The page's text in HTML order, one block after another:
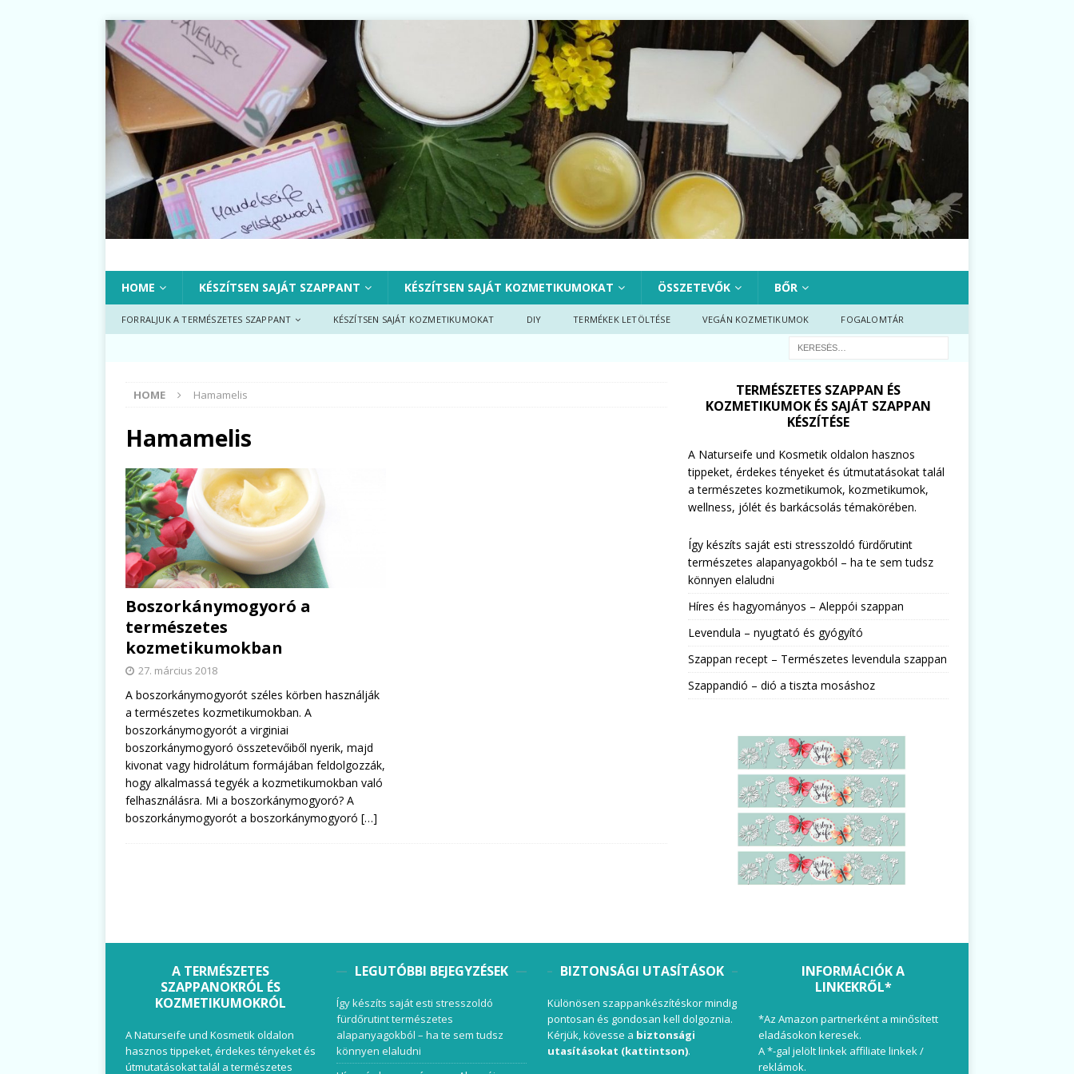
HOME KÉSZÍTSEN SAJÁT SZAPPANT KÉSZÍTSEN SAJÁT KOZMETIKUMOKAT ÖSSZETEVŐK BŐR
FORRALJUK A TERMÉSZETES SZAPPANT KÉSZÍTSEN SAJÁT KOZMETIKUMOKAT DIY TERMÉKEK LETÖLTÉSE VEGÁN KOZMETIKUMOK FOGALOMTÁR
HOME Hamamelis
Hamamelis
Boszorkánymogyoró a
természetes
kozmetikumokban
27. március 2018
A boszorkánymogyorót széles körben használják
a természetes kozmetikumokban. A
boszorkánymogyorót a virginiai
boszorkánymogyoró összetevőiből nyerik, majd
kivonat vagy hidrolátum formájában feldolgozzák,
hogy alkalmassá tegyék a kozmetikumokban való
felhasználásra. Mi a boszorkánymogyoró? A
boszorkánymogyorót a boszorkánymogyoró […]
TERMÉSZETES SZAPPAN ÉS
KOZMETIKUMOK ÉS SAJÁT SZAPPAN
KÉSZÍTÉSE
A Naturseife und Kosmetik oldalon hasznos
tippeket, érdekes tényeket és útmutatásokat talál
a természetes kozmetikumok, kozmetikumok,
wellness, jólét és barkácsolás témakörében.
Így készíts saját esti stresszoldó fürdőrutint
természetes alapanyagokból – ha te sem tudsz
könnyen elaludni
Híres és hagyományos – Aleppói szappan
Levendula – nyugtató és gyógyító
Szappan recept – Természetes levendula szappan
Szappandió – dió a tiszta mosáshoz
A TERMÉSZETES
SZAPPANOKRÓL ÉS
KOZMETIKUMOKRÓL
A Naturseife und Kosmetik oldalon
hasznos tippeket, érdekes tényeket és
útmutatásokat talál a természetes
LEGUTÓBBI BEJEGYZÉSEK
Így készíts saját esti stresszoldó
fürdőrutint természetes
alapanyagokból – ha te sem tudsz
könnyen elaludni
BIZTONSÁGI UTASÍTÁSOK
Különösen szappankészítéskor mindig
pontosan és gondosan kell dolgoznia.
Kérjük, kövesse a biztonsági
utasításokat (kattintson).
INFORMÁCIÓK A
LINKEKRŐL*
*Az Amazon partnerként a minősített
eladásokon keresek.
A *-gal jelölt linkek affiliate linkek /
reklámok.